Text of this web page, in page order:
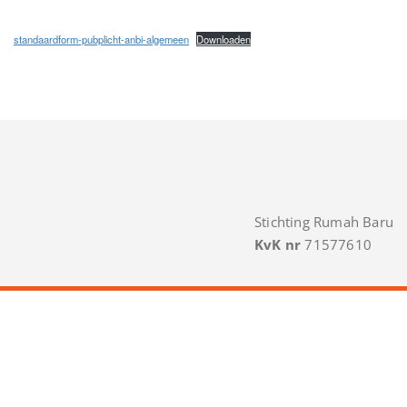
standaardform-pubplicht-anbi-algemeen Downloaden
Stichting Rumah Baru
KvK nr 71577610